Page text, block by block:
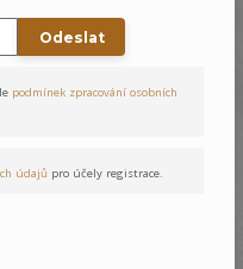
- 80
Odeslat
podmínek zpracování osobních
údajů pro účely registrace.